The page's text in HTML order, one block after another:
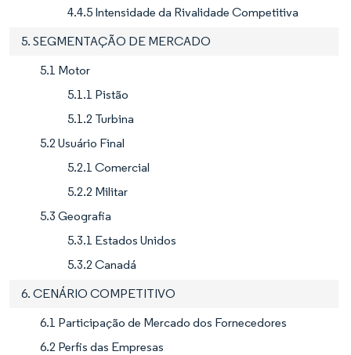
4.4.5 Intensidade da Rivalidade Competitiva
5. SEGMENTAÇÃO DE MERCADO
5.1 Motor
5.1.1 Pistão
5.1.2 Turbina
5.2 Usuário Final
5.2.1 Comercial
5.2.2 Militar
5.3 Geografia
5.3.1 Estados Unidos
5.3.2 Canadá
6. CENÁRIO COMPETITIVO
6.1 Participação de Mercado dos Fornecedores
6.2 Perfis das Empresas